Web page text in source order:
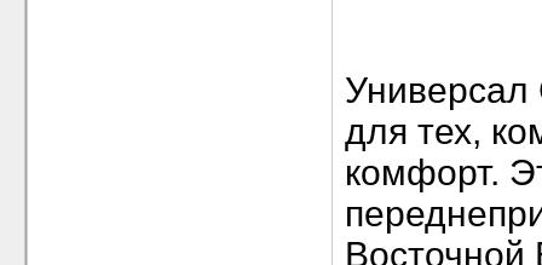
Универсал
для тех,
комфорт.